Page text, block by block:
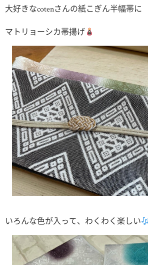
大好きなcotenさんの紙こぎん半幅帯に
マトリョーシカ帯揚げ
いろんな色が入って、わくわく楽しい